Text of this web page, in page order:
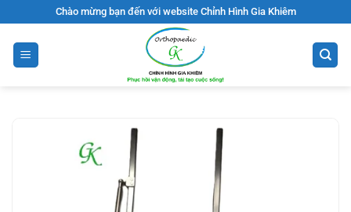
qua
nội
dung
Chào mừng bạn đến với website Chỉnh Hình Gia Khiêm